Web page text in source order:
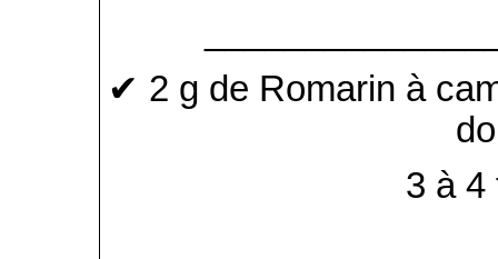
✔ 2 g de Romarin à
3 à 4